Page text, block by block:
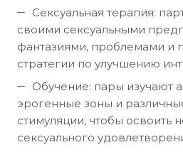
Сексуальная терапия:
своими сексуальными
фантазиями, проблемами и
стратегии по улучшению
Обучение: пары изучают
эрогенные зоны и
стимуляции, чтобы освоить
сексуального